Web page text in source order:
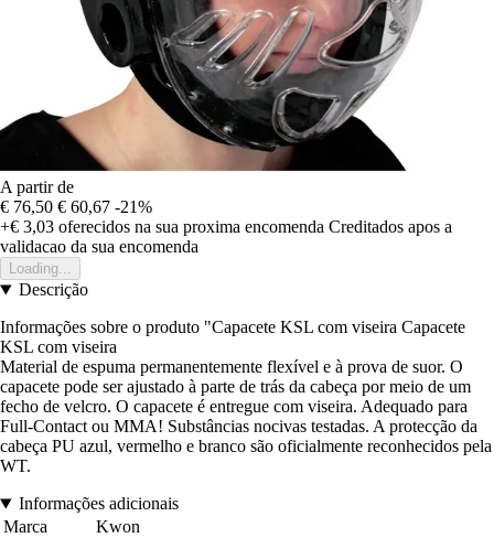
A partir de
€ 76,50 € 60,67 -21%
+€ 3,03 oferecidos na sua proxima encomenda Creditados apos a
validacao da sua encomenda
Loading...
Descrição
Informações sobre o produto "Capacete KSL com viseira Capacete
KSL com viseira
Material de espuma permanentemente flexível e à prova de suor. O
capacete pode ser ajustado à parte de trás da cabeça por meio de um
fecho de velcro. O capacete é entregue com viseira. Adequado para
Full-Contact ou MMA! Substâncias nocivas testadas. A protecção da
cabeça PU azul, vermelho e branco são oficialmente reconhecidos pela
WT.
Informações adicionais
Marca
Kwon